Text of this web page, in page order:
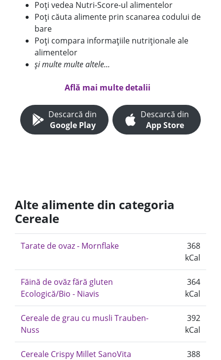
Poți vedea Nutri-Score-ul alimentelor
Poți căuta alimente prin scanarea codului de
bare
Poți compara informațiile nutriționale ale
alimentelor
și multe multe altele...
Află mai multe detalii
Descarcă din
Google Play
Descarcă din
App Store
Alte alimente din categoria
Cereale
Tarate de ovaz - Mornflake
368
kCal
Făină de ovăz fără gluten
Ecologică/Bio - Niavis
364
kCal
Cereale de grau cu musli Trauben-
Nuss
392
kCal
Cereale Crispy Millet SanoVita
388